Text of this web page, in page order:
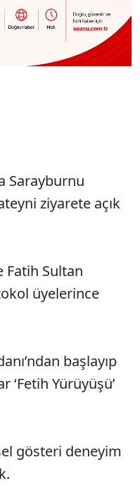
Sarayburnu
ziyarete açık
Fatih Sultan
üyelerince
başlayıp
‘Fetih Yürüyüşü’
gösteri deneyim